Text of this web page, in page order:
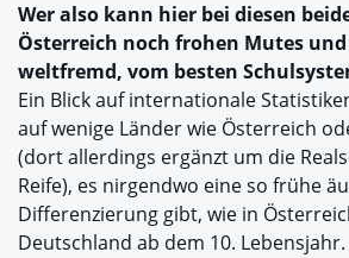
Wer also kann hier bei diesen
Österreich noch frohen Mutes
weltfremd, vom besten
Ein Blick auf internationale
auf wenige Länder wie Österreich
(dort allerdings ergänzt um die
Reife), es nirgendwo eine so frühe
Differenzierung gibt, wie in
Deutschland ab dem 10. Lebensjahr.